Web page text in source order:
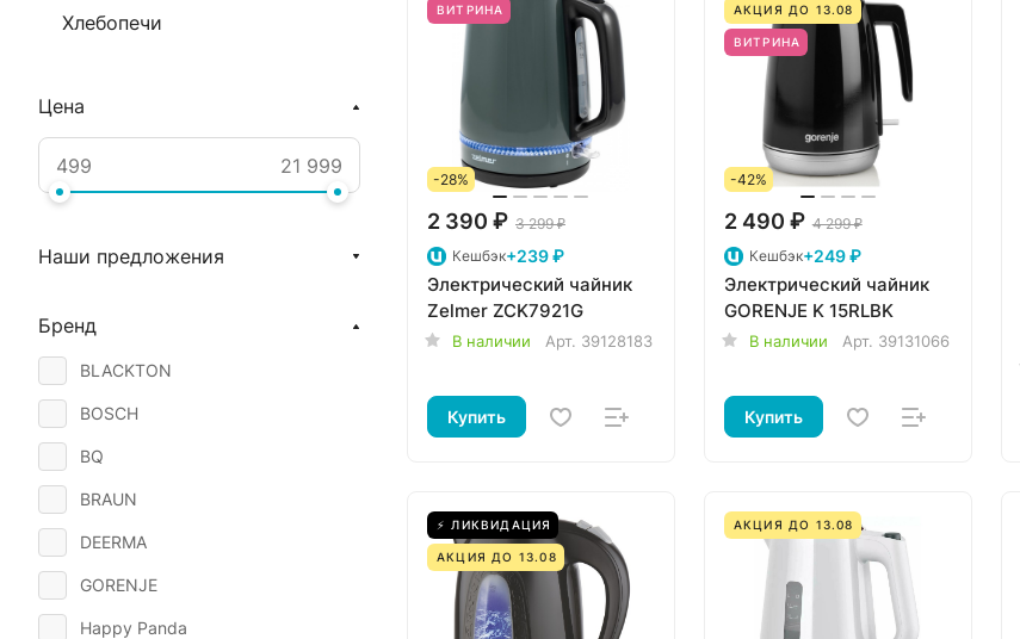
ВИТРИНА
-28%
2 390 ₽ 3 299 ₽
Кешбэк+239 ₽
Электрический чайник
Zelmer ZCK7921G
В наличии Арт. 39128183
Купить
АКЦИЯ ДО 13.08
ВИТРИНА
-42%
2 490 ₽ 4 299 ₽
Кешбэк+249 ₽
Электрический чайник
GORENJE K 15RLBK
В наличии Арт. 39131066
Купить
⚡ ЛИКВИДАЦИЯ
АКЦИЯ ДО 13.08
АКЦИЯ ДО 13.08
Хлебопечи
Цена
Наши предложения
Бренд
BLACKTON
BOSCH
BQ
BRAUN
DEERMA
GORENJE
Happy Panda